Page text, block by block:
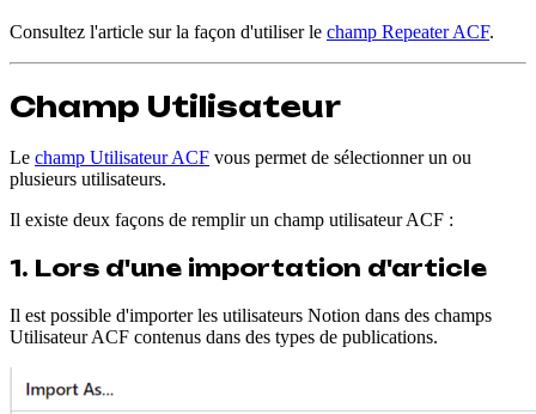
Consultez l'article sur la façon d'utiliser le champ Repeater ACF.
Champ Utilisateur
Le champ Utilisateur ACF vous permet de sélectionner un ou
plusieurs utilisateurs.
Il existe deux façons de remplir un champ utilisateur ACF :
1. Lors d'une importation d'article
Il est possible d'importer les utilisateurs Notion dans des champs
Utilisateur ACF contenus dans des types de publications.